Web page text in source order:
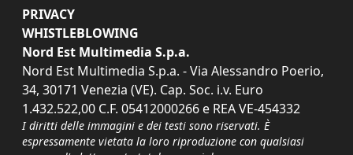
PRIVACY
WHISTLEBLOWING
Nord Est Multimedia S.p.a.
Nord Est Multimedia S.p.a. - Via Alessandro Poerio,
34, 30171 Venezia (VE). Cap. Soc. i.v. Euro
1.432.522,00 C.F. 05412000266 e REA VE-454332
I diritti delle immagini e dei testi sono riservati. È
espressamente vietata la loro riproduzione con qualsiasi